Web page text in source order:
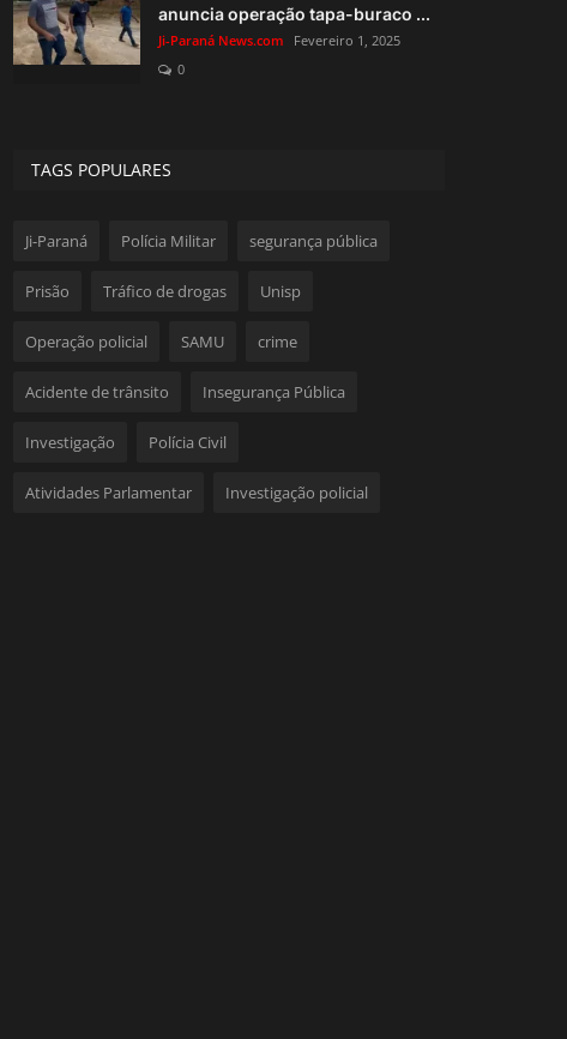
anuncia operação tapa-buraco ...
Ji-Paraná News.com
Fevereiro 1, 2025
0
TAGS POPULARES
Ji-Paraná Polícia Militar segurança pública
Prisão Tráfico de drogas Unisp
Operação policial SAMU crime
Acidente de trânsito Insegurança Pública
Investigação Polícia Civil
Atividades Parlamentar Investigação policial